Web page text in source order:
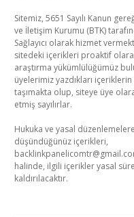
Sitemiz, 5651 Sayılı Kanun
ve İletişim Kurumu (BTK)
Sağlayıcı olarak hizmet
sitedeki içerikleri proaktif
araştırma yükümlülüğümüz
üyelerimiz yazdıkları
taşımakta olup, siteye üye
etmiş sayılırlar.
Hukuka ve yasal
düşündüğünüz içerikleri,
halinde, ilgili içerikler yasal
kaldırılacaktır.